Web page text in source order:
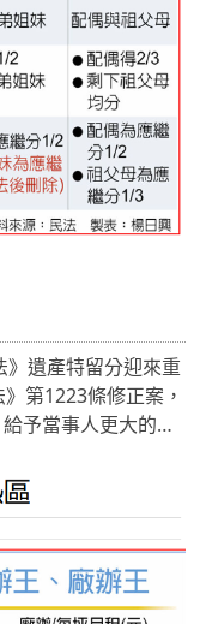
的一方也可能有撫
未來視實務情形增
遺產特留分迎來重
第1223條修正案，
予當事人更大的遺
表示，社會結構已
成年後更多各自成
有相關連署案，考
自由，刪除兄弟姊